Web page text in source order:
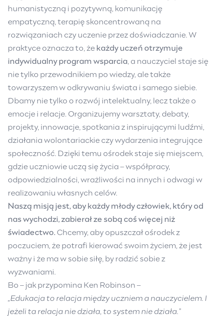
humanistyczną i pozytywną, komunikację
empatyczną, terapię skoncentrowaną na
rozwiązaniach czy uczenie przez doświadczanie. W
praktyce oznacza to, że każdy uczeń otrzymuje
indywidualny program wsparcia, a nauczyciel staje się
nie tylko przewodnikiem po wiedzy, ale także
towarzyszem w odkrywaniu świata i samego siebie.
Dbamy nie tylko o rozwój intelektualny, lecz także o
emocje i relacje. Organizujemy warsztaty, debaty,
projekty, innowacje, spotkania z inspirującymi ludźmi,
działania wolontariackie czy wydarzenia integrujące
społeczność. Dzięki temu ośrodek staje się miejscem,
gdzie uczniowie uczą się życia – współpracy,
odpowiedzialności, wrażliwości na innych i odwagi w
realizowaniu własnych celów.
Naszą misją jest, aby każdy młody człowiek, który od
nas wychodzi, zabierał ze sobą coś więcej niż
świadectwo. Chcemy, aby opuszczał ośrodek z
poczuciem, że potrafi kierować swoim życiem, że jest
ważny i że ma w sobie siłę, by radzić sobie z
wyzwaniami.
Bo – jak przypomina Ken Robinson –
„Edukacja to relacja między uczniem a nauczycielem. I
jeżeli ta relacja nie działa, to system nie działa.”